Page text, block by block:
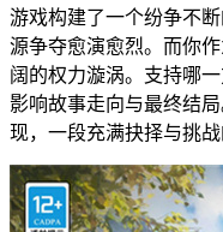
游戏构建了一个纷争不
源争夺愈演愈烈。而你
阔的权力漩涡。支持哪
影响故事走向与最终结
现，一段充满抉择与挑